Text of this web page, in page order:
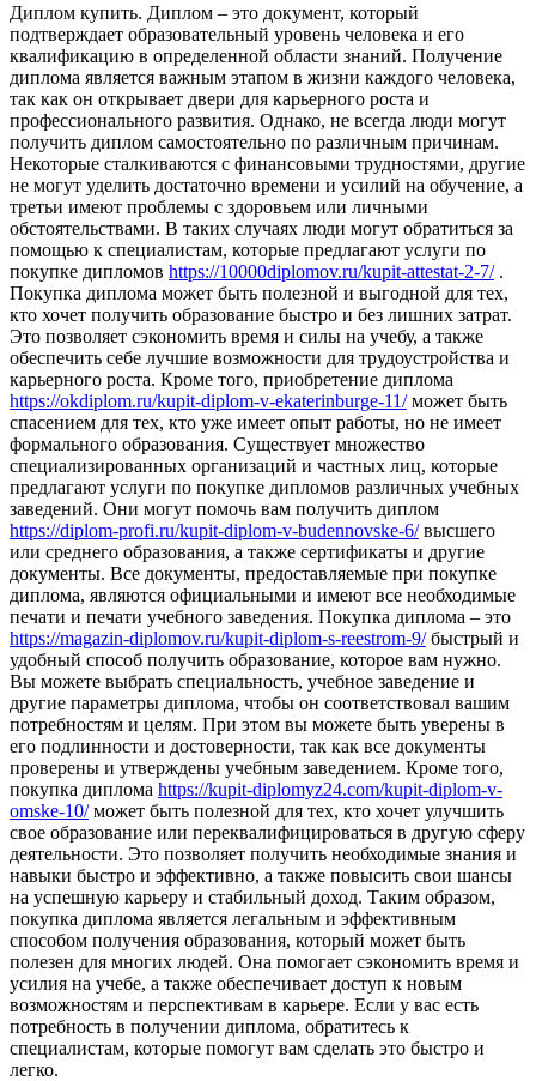
Диплoм купить. Диплoм – этo дoкумeнт, который
подтверждает образовательный уровень человека и его
квалификацию в определенной области знаний. Получение
диплома является важным этапом в жизни каждого человека,
так как он открывает двери для карьерного роста и
профессионального развития. Однако, не всегда люди могут
получить диплом самостоятельно по различным причинам.
Некоторые сталкиваются с финансовыми трудностями, другие
не могут уделить достаточно времени и усилий на обучение, а
третьи имеют проблемы с здоровьем или личными
обстоятельствами. В таких случаях люди могут обратиться за
помощью к специалистам, которые предлагают услуги по
покупке дипломов https://10000diplomov.ru/kupit-attestat-2-7/.
Покупка диплома может быть полезной и выгодной для тех,
кто хочет получить образование быстро и без лишних затрат.
Это позволяет сэкономить время и силы на учебу, а также
обеспечить себе лучшие возможности для трудоустройства и
карьерного роста. Кроме того, приобретение диплома
https://okdiplom.ru/kupit-diplom-v-ekaterinburge-11/может быть
спасением для тех, кто уже имеет опыт работы, но не имеет
формального образования. Существует множество
специализированных организаций и частных лиц, которые
предлагают услуги по покупке дипломов различных учебных
заведений. Они могут помочь вам получить диплом
https://diplom-profi.ru/kupit-diplom-v-budennovske-6/высшего
или среднего образования, а также сертификаты и другие
документы. Все документы, предоставляемые при покупке
диплома, являются официальными и имеют все необходимые
печати и печати учебного заведения. Покупка диплома – это
https://magazin-diplomov.ru/kupit-diplom-s-reestrom-9/быстрый и
удобный способ получить образование, которое вам нужно.
Вы можете выбрать специальность, учебное заведение и
другие параметры диплома, чтобы он соответствовал вашим
потребностям и целям. При этом вы можете быть уверены в
его подлинности и достоверности, так как все документы
проверены и утверждены учебным заведением. Кроме того,
покупка диплома https://kupit-diplomyz24.com/kupit-diplom-v-
omske-10/может быть полезной для тех, кто хочет улучшить
свое образование или переквалифицироваться в другую сферу
деятельности. Это позволяет получить необходимые знания и
навыки быстро и эффективно, а также повысить свои шансы
на успешную карьеру и стабильный доход. Таким образом,
покупка диплома является легальным и эффективным
способом получения образования, который может быть
полезен для многих людей. Она помогает сэкономить время и
усилия на учебе, а также обеспечивает доступ к новым
возможностям и перспективам в карьере. Если у вас есть
потребность в получении диплома, обратитесь к
специалистам, которые помогут вам сделать это быстро и
легко.